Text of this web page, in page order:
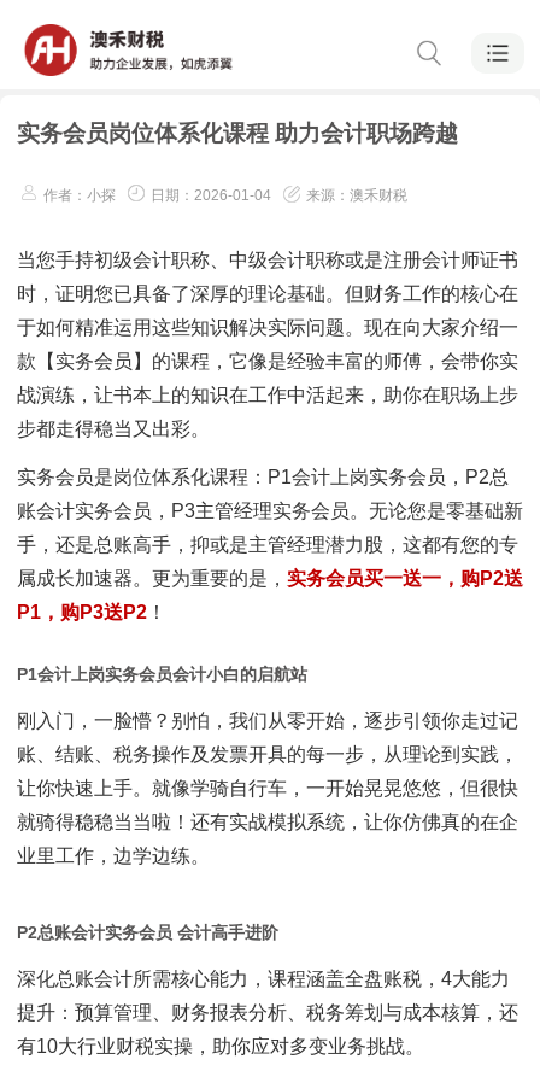
实务会员岗位体系化课程 助力会计职场跨越
作者：小探 日期：2026-01-04 来源：澳禾财税
当您手持初级会计职称、中级会计职称或是注册会计师证书
时，证明您已具备了深厚的理论基础。但财务工作的核心在
于如何精准运用这些知识解决实际问题。现在向大家介绍一
款【实务会员】的课程，它像是经验丰富的师傅，会带你实
战演练，让书本上的知识在工作中活起来，助你在职场上步
步都走得稳当又出彩。
实务会员是岗位体系化课程：P1会计上岗实务会员，P2总
账会计实务会员，P3主管经理实务会员。无论您是零基础新
手，还是总账高手，抑或是主管经理潜力股，这都有您的专
属成长加速器。更为重要的是， 实务会员买一送一，购P2送
P1，购P3送P2 ！
P1会计上岗实务会员会计小白的启航站
刚入门，一脸懵？别怕，我们从零开始，逐步引领你走过记
账、结账、税务操作及发票开具的每一步，从理论到实践，
让你快速上手。就像学骑自行车，一开始晃晃悠悠，但很快
就骑得稳稳当当啦！还有实战模拟系统，让你仿佛真的在企
业里工作，边学边练。
P2总账会计实务会员 会计高手进阶
深化总账会计所需核心能力，课程涵盖全盘账税，4大能力
提升：预算管理、财务报表分析、税务筹划与成本核算，还
有10大行业财税实操，助你应对多变业务挑战。